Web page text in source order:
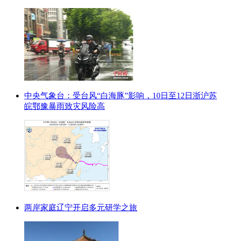
中央气象台：受台风“白海豚”影响，10日至12日浙沪苏
皖鄂豫暴雨致灾风险高
两岸家庭辽宁开启多元研学之旅